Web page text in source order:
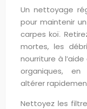
Un nettoyage
pour maintenir
carpes koï.
mortes, les
nourriture à
organiques,
altérer
Nettoyez les